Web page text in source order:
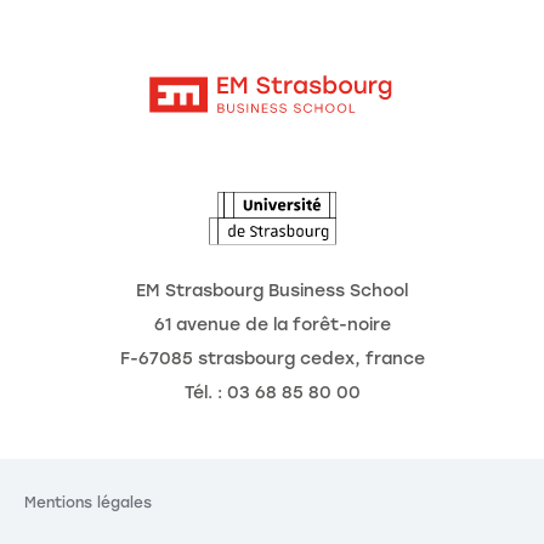
Gestion des cookies
Le respect de votre
En autorisant ces services tiers, vous acceptez le dépôt et la lecture
EM Strasbourg Business School
61 avenue de la forêt-noire
F-67085 strasbourg cedex, france
Tél. : 03 68 85 80 00
Mentions légales